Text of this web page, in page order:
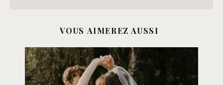
VOUS AIMEREZ AUSSI